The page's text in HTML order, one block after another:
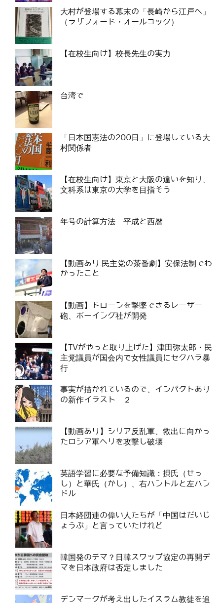
大村が登場する幕末の「長崎から江戸へ」
（ラザフォード・オールコック）
【在校生向け】校長先生の実力
台湾で
「日本国憲法の200日」に登場している大
村関係者
【在校生向け】東京と大阪の違いを知り、
文科系は東京の大学を目指そう
年号の計算方法 平成と西暦
【動画あり:民主党の茶番劇】安保法制でわ
かったこと
【動画】ドローンを撃墜できるレーザー
砲、ボーイング社が開発
【TVがやっと取り上げた】津田弥太郎・民
主党議員が国会内で女性議員にセクハラ暴
行
事実が描かれているので、インパクトあり
の新作イラスト ２
【動画あり】シリア反乱軍、救出に向かっ
たロシア軍ヘリを攻撃し破壊
英語学習に必要な予備知識：摂氏（せっ
し）と華氏（かし）、右ハンドルと左ハン
ドル
日本経団連の偉い人たちが「中国はだいじ
ょうぶ」と言っていたけれど
韓国発のデマ？日韓スワップ協定の再開デ
マを日本政府は否定しました
デンマークが考え出したイスラム教徒を追